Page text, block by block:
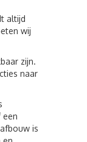
altijd
wij
zijn.
naar
een
is